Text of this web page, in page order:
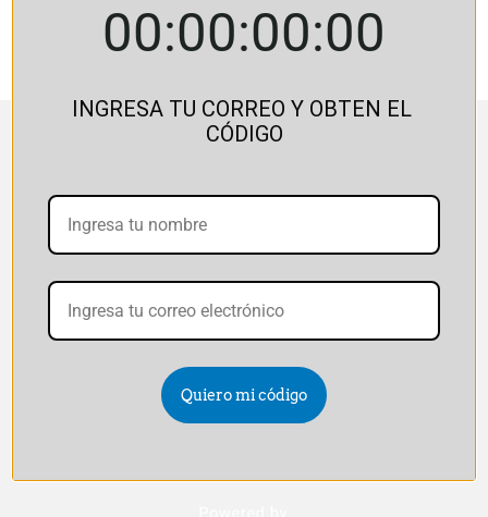
AE-SOLOTUBO-BLC
00:00:00:00
INGRESA TU CORREO Y OBTEN EL
CÓDIGO
Quiero mi código